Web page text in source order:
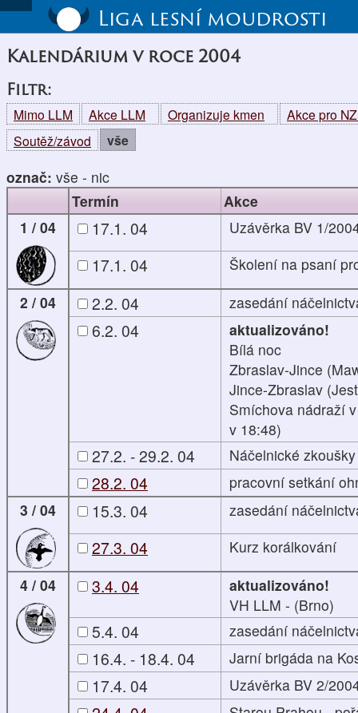
Liga lesní moudrosti
Kalendárium v roce 2004
Filtr:
Mimo LLM Akce LLM Organizuje kmen
Akce pro
Soutěž/závod
vše
označ: vše - nic
Termín
Akce
1 / 04
17.1. 04 Uzávěrka BV 1/
17.1. 04
Školení na psaní
2 / 04
2.2. 04 zasedání
6.2. 04
aktualizováno!
Bílá noc
Zbraslav-Jince
Jince-Zbraslav
Smíchova nádraží
v 18:48)
27.2. - 29.2. 04 Náčelnické zkoušky
28.2. 04
pracovní setkání
3 / 04
15.3. 04 zasedání
27.3. 04
Kurz korálkování
4 / 04
3.4. 04
aktualizováno!
VH LLM - (Brno)
5.4. 04 zasedání
16.4. - 18.4. 04 Jarní brigáda na
17.4. 04 Uzávěrka BV 2/